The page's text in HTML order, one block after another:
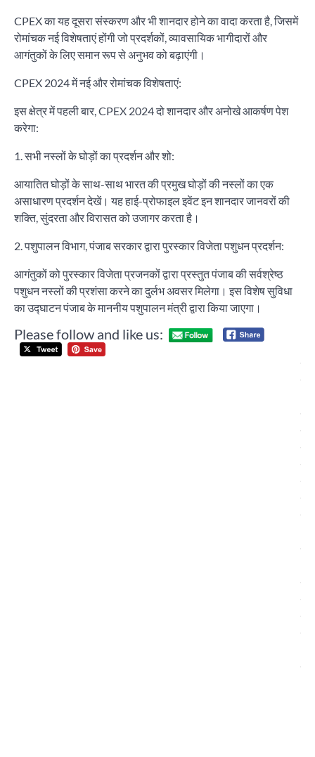
CPEX का यह दूसरा संस्करण और भी शानदार होने का वादा करता है, जिसमें
रोमांचक नई विशेषताएं होंगी जो प्रदर्शकों, व्यावसायिक भागीदारों और
आगंतुकों के लिए समान रूप से अनुभव को बढ़ाएंगी।
CPEX 2024 में नई और रोमांचक विशेषताएं:
इस क्षेत्र में पहली बार, CPEX 2024 दो शानदार और अनोखे आकर्षण पेश
करेगा:
1. सभी नस्लों के घोड़ों का प्रदर्शन और शो:
आयातित घोड़ों के साथ-साथ भारत की प्रमुख घोड़ों की नस्लों का एक
असाधारण प्रदर्शन देखें। यह हाई-प्रोफाइल इवेंट इन शानदार जानवरों की
शक्ति, सुंदरता और विरासत को उजागर करता है।
2. पशुपालन विभाग, पंजाब सरकार द्वारा पुरस्कार विजेता पशुधन प्रदर्शन:
आगंतुकों को पुरस्कार विजेता प्रजनकों द्वारा प्रस्तुत पंजाब की सर्वश्रेष्ठ
पशुधन नस्लों की प्रशंसा करने का दुर्लभ अवसर मिलेगा। इस विशेष सुविधा
का उद्घाटन पंजाब के माननीय पशुपालन मंत्री द्वारा किया जाएगा।
Please follow and like us:
Post